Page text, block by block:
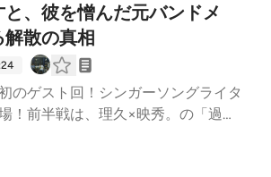
化する時代に「生身の人間」が歌
意味36:15 角野隼斗（かてぃん）と
所をざわつかせた初レコーディング
ティストTennysonが実家に居候し
マホ録音も高級機材も同じ。Tennys
のフラットな美学」49:02 【衝撃】
頭の中に映像が浮かばない「アファ
、彼を憎んだ元バンドメ
解散の真相
のゲスト回！シンガーソングライタ
！前半戦は、理久×映秀。の「過去
頃、「空前の灯火」というバンド